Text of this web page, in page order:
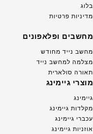
בלוג
מדיניות פרטיות
מחשבים ופלאפונים
מחשב נייד מחודש
מצלמה למחשב נייד
תאורה סולארית
מוצרי גיימינג
גיימינג
מקלדות גיימינג
עכברי גיימינג
אוזניות גיימינג